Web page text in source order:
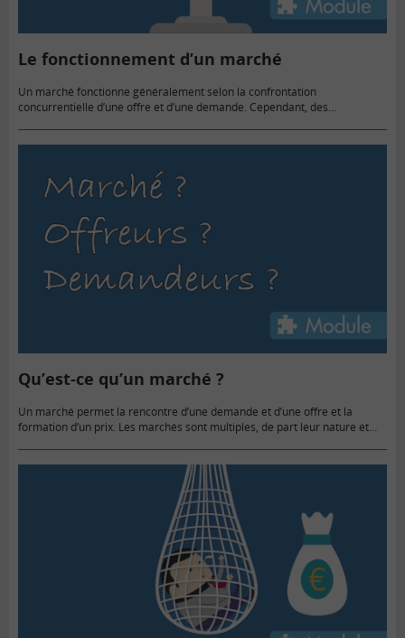
Le fonctionnement d’un marché
Un marché fonctionne généralement selon la confrontation
concurrentielle d’une offre et d’une demande. Cependant, des
Qu’est-ce qu’un marché ?
Un marché permet la rencontre d’une demande et d’une offre et la
formation d’un prix. Les marchés sont multiples, de part leur nature et